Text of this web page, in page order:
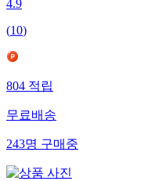
4.9
(10)
804적립
무료배송
243명구매중